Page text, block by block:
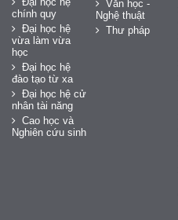
chính quy
Đại học hệ
vừa làm vừa
học
Đại học hệ
đào tạo từ xa
Đại học hệ cử
nhân tài năng
Cao học và
Nghiên cứu sinh
Văn học -
Nghệ thuật
Thư pháp